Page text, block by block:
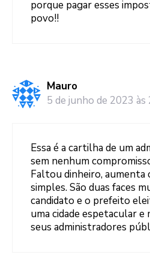
porque pagar esses
povo!!
Mauro
5 de junho de 2023 às
Essa é a cartilha de um
sem nenhum
Faltou dinheiro, aumenta
simples. São duas faces
candidato e o prefeito
uma cidade espetacular e
seus administradores